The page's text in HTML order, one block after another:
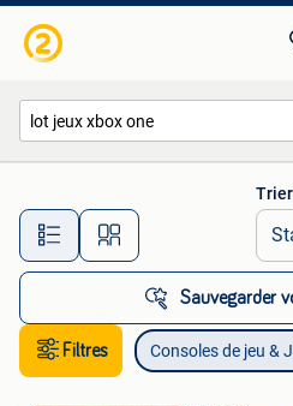
Toutes les
Sauvegarder
Filtres Consoles de jeu &